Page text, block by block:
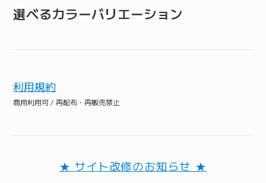
選べるカラーバリエーション
利用規約
商用利用可 / 再配布・再販売禁止
★ サイト改修のお知らせ ★